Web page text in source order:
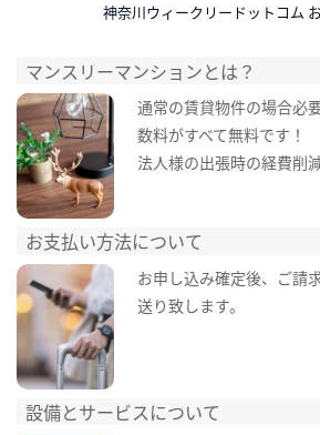
神奈川ウィークリードットコム
マンスリーマンションとは？
通常の賃貸物件の場合必
数料がすべて無料です！
法人様の出張時の経費削
お支払い方法について
お申し込み確定後、ご請
送り致します。
設備とサービスについて